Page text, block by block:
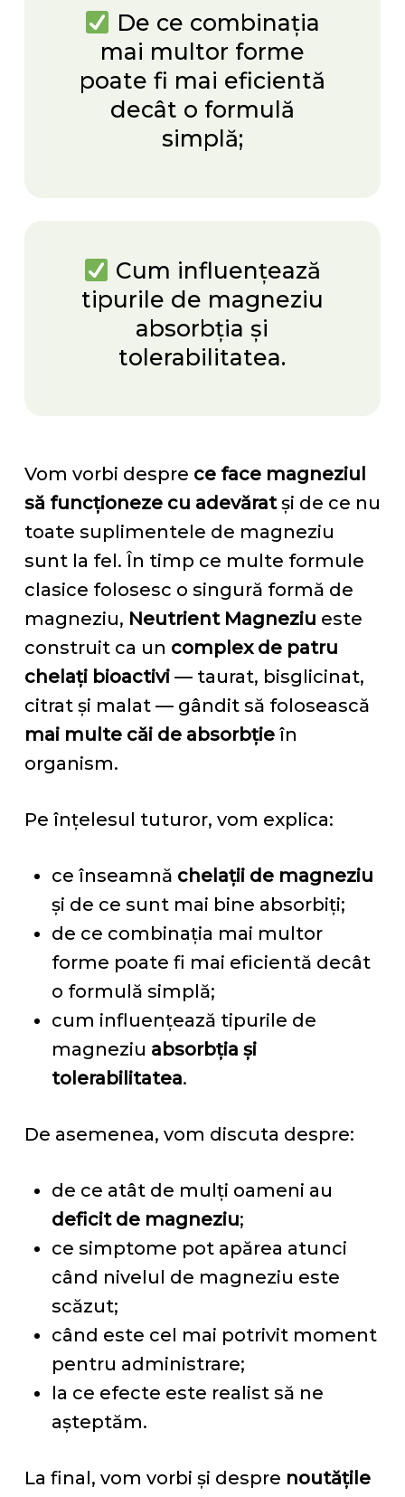
De ce combinația
mai multor forme
poate fi mai eficientă
decât o formulă
simplă;
Cum influențează
tipurile de magneziu
absorbția și
tolerabilitatea.
Vom vorbi despre ce face magneziul
să funcționeze cu adevăratși de ce nu
toate suplimentele de magneziu
sunt la fel. În timp ce multe formule
clasice folosesc o singură formă de
magneziu, Neutrient Magneziu este
construit ca un complex de patru
chelați bioactivi— taurat, bisglicinat,
citrat și malat — gândit să folosească
mai multe căi de absorbțieîn
organism.
Pe înțelesul tuturor, vom explica:
ce înseamnă chelații de magneziu
și de ce sunt mai bine absorbiți;
de ce combinația mai multor
forme poate fi mai eficientă decât
o formulă simplă;
cum influențează tipurile de
magneziu absorbția și
tolerabilitatea.
De asemenea, vom discuta despre:
de ce atât de mulți oameni au
deficit de magneziu;
ce simptome pot apărea atunci
când nivelul de magneziu este
scăzut;
când este cel mai potrivit moment
pentru administrare;
la ce efecte este realist să ne
așteptăm.
La final, vom vorbi și despre noutățile